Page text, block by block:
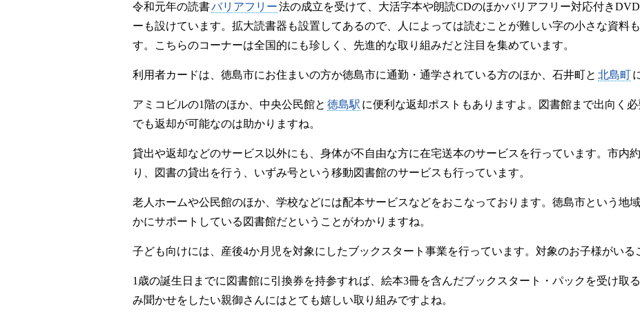
令和元年の読書バリアフリー法の成立を受けて、大活字本や朗読CDのほかバリアフリー対応付き
ーも設けています。拡大読書器も設置してあるので、人によっては読むことが難しい字の小さな資料
す。こちらのコーナーは全国的にも珍しく、先進的な取り組みだと注目を集めています。
利用者カードは、徳島市にお住まいの方か徳島市に通勤・通学されている方のほか、石井町と 北島町
アミコビルの1階のほか、中央公民館と 徳島駅 に便利な返却ポストもありますよ。図書館まで出向く
でも返却が可能なのは助かりますね。
貸出や返却などのサービス以外にも、身体が不自由な方に在宅送本のサービスを行っています。市内
り、図書の貸出を行う、いずみ号という移動図書館のサービスも行っています。
老人ホームや公民館のほか、学校などには配本サービスなどをおこなっております。徳島市という地
かにサポートしている図書館だということがわかりますね。
子ども向けには、産後4か月児を対象にしたブックスタート事業を行っています。対象のお子様がいる
1歳の誕生日までに図書館に引換券を持参すれば、絵本3冊を含んだブックスタート・パックを受け取
み聞かせをしたい親御さんにはとても嬉しい取り組みですよね。